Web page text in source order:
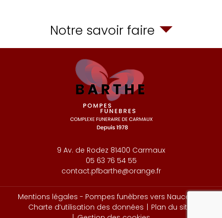
Notre savoir faire
9 Av. de Rodez 81400 Carmaux
05 63 76 54 55
contact.pfbarthe@orange.fr
Mentions légales - Pompes funèbres vers Naucelle
Charte d’utilisation des données
Plan du site